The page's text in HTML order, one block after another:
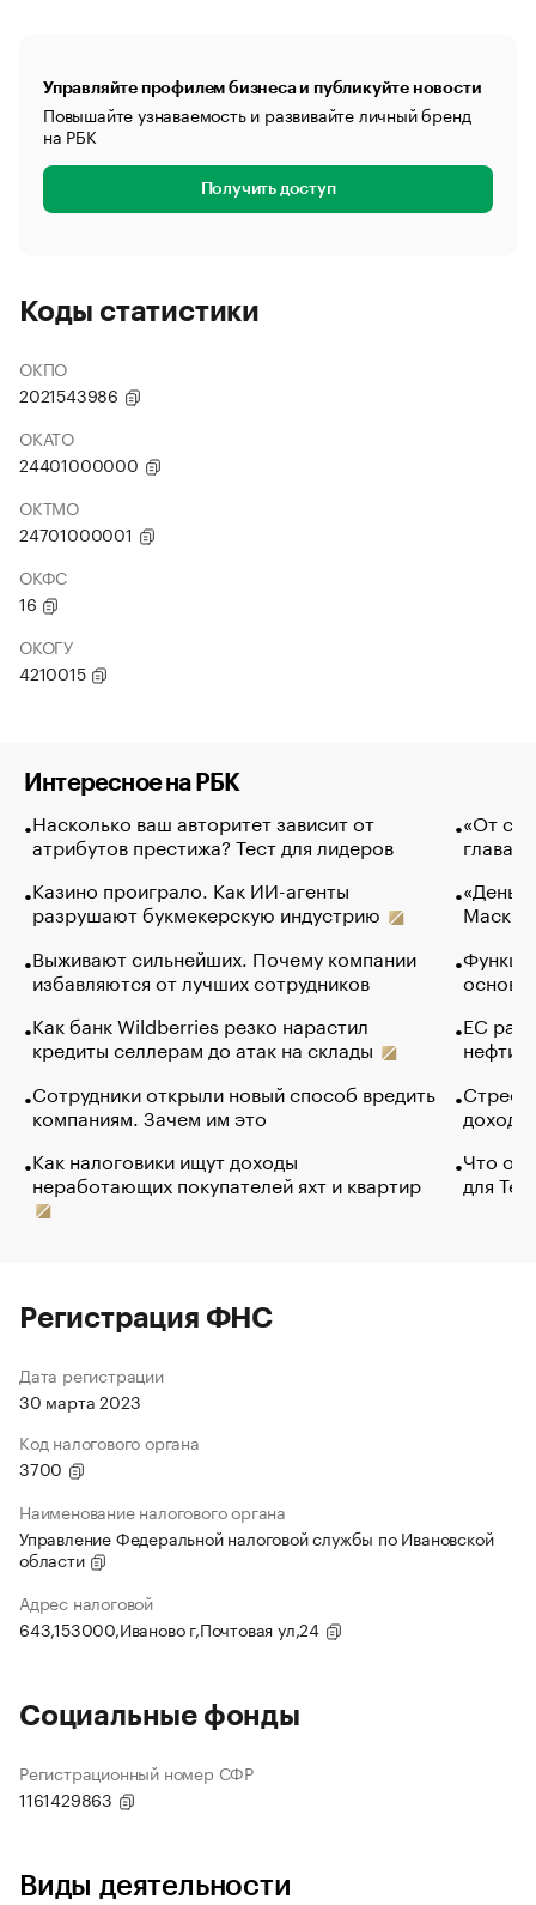
Управляйте профилем бизнеса и публикуйте новости
Повышайте узнаваемость и развивайте личный бренд
на РБК
Получить доступ
Коды статистики
ОКПО
2021543986
ОКАТО
24401000000
ОКТМО
24701000001
ОКФС
16
ОКОГУ
4210015
Интересное на РБК
Насколько ваш авторитет зависит от
атрибутов престижа? Тест для лидеров
Казино проиграло. Как ИИ-агенты
разрушают букмекерскую индустрию
Выживают сильнейших. Почему компании
избавляются от лучших сотрудников
Как банк Wildberries резко нарастил
кредиты селлерам до атак на склады
Сотрудники открыли новый способ вредить
компаниям. Зачем им это
Как налоговики ищут доходы
неработающих покупателей яхт и квартир
«От
глава
Маск в
основ
ЕС
нефти
Что
для
Регистрация ФНС
Дата регистрации
30 марта 2023
Код налогового органа
3700
Наименование налогового органа
Управление Федеральной налоговой службы по Ивановской
области
Адрес налоговой
643,153000,Иваново г,Почтовая ул,24
Социальные фонды
Регистрационный номер СФР
1161429863
Виды деятельности